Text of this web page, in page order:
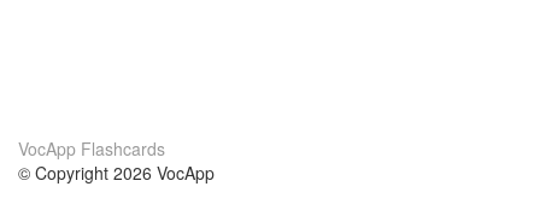
VocApp Flashcards
© Copyright 2026 VocApp